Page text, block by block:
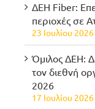
ΔΕΗ Fiber:
περιοχές σε
23 Ιουλίου 2026
Όμιλος ΔΕΗ:
τον διεθνή
2026
17 Ιουλίου 2026